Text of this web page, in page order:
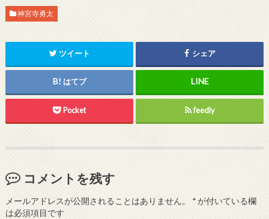
神宮寺勇太
ツイート シェア
はてブ
Pocket feedly
コメントを残す
メールアドレスが公開されることはありません。 *が付いている欄
は必須項目です